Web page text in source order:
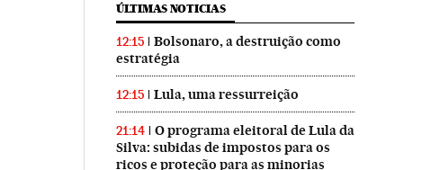
ÚLTIMAS NOTICIAS
12:15
Bolsonaro, a destruição como
estratégia
12:15 Lula, uma ressurreição
21:14
O programa eleitoral de Lula da
Silva: subidas de impostos para os
ricos e proteção para as minorias